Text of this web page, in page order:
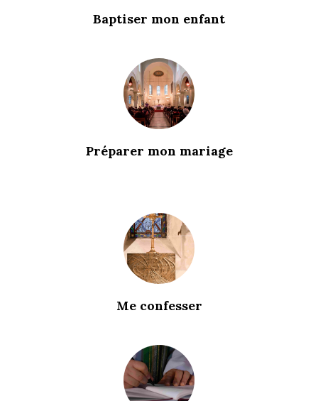
Baptiser mon enfant
Préparer mon mariage
Me confesser